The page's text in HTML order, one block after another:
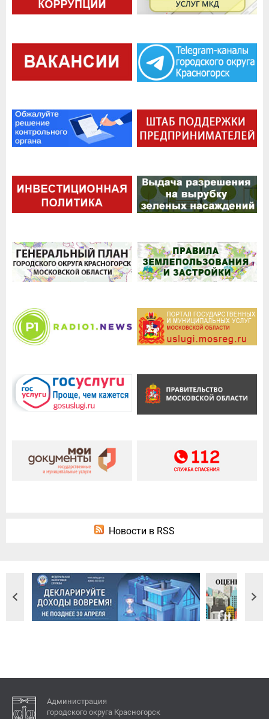
Новости в RSS
Администрация
городского округа Красногорск